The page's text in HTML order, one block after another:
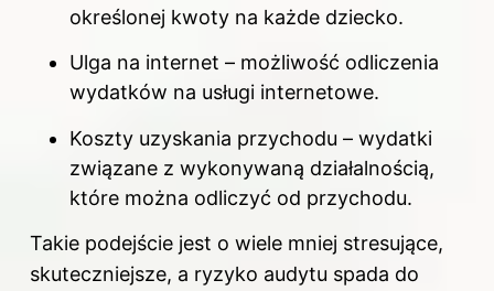
określonej kwoty na każde dziecko.
Ulga na internet – możliwość odliczenia
wydatków na usługi internetowe.
Koszty uzyskania przychodu – wydatki
związane z wykonywaną działalnością,
które można odliczyć od przychodu.
Takie podejście jest o wiele mniej stresujące,
skuteczniejsze, a ryzyko audytu spada do